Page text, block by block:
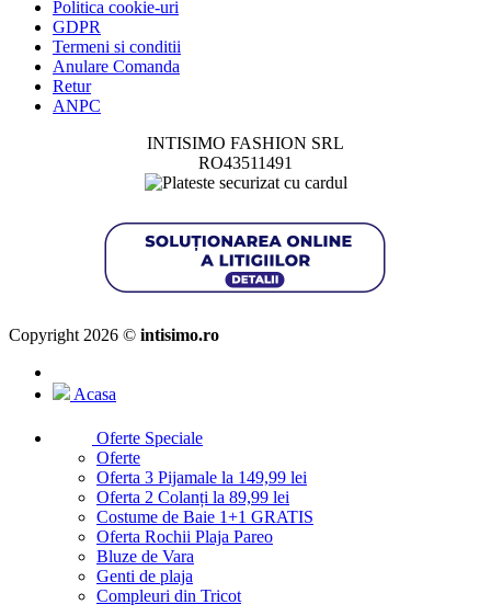
Politica cookie-uri
GDPR
Termeni si conditii
Anulare Comanda
Retur
ANPC
INTISIMO FASHION SRL
RO43511491
Copyright 2026 © intisimo.ro
Acasa
Oferte Speciale
Oferte
Oferta 3 Pijamale la 149,99 lei
Oferta 2 Colanți la 89,99 lei
Costume de Baie 1+1 GRATIS
Oferta Rochii Plaja Pareo
Bluze de Vara
Genti de plaja
Compleuri din Tricot